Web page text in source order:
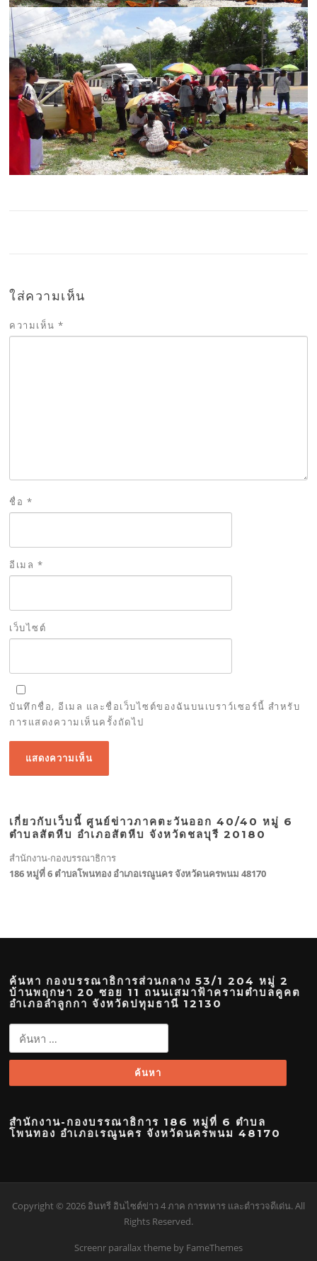
ใส่ความเห็น
ความเห็น*
ชื่อ *
อีเมล *
เว็บไซต์
บันทึกชื่อ, อีเมล และชื่อเว็บไซต์ของฉันบนเบราว์เซอร์นี้ สำหรับ
การแสดงความเห็นครั้งถัดไป
เกี่ยวกับเว็บนี้ ศูนย์ข่าวภาคตะวันออก 40/40 หมู่ 6
ตำบลสัตหีบ อำเภอสัตหีบ จังหวัดชลบุรี 20180
สำนักงาน-กองบรรณาธิการ
186 หมู่ที่ 6 ตำบลโพนทอง อำเภอเรณูนคร จังหวัดนครพนม 48170
ค้นหา กองบรรณาธิการส่วนกลาง 53/1 204 หมู่ 2
บ้านพฤกษา 20 ซอย 11 ถนนเสมาฟ้าครามตำบลคูคต
อำเภอลำลูกกา จังหวัดปทุมธานี 12130
ค้นหา
สำหรับ:
สำนักงาน-กองบรรณาธิการ 186 หมู่ที่ 6 ตำบล
โพนทอง อำเภอเรณูนคร จังหวัดนครพนม 48170
Copyright © 2026 อินทรี อินไซต์ข่าว 4 ภาค การทหาร และตำรวจดีเด่น. All
Rights Reserved.
Screenr parallax theme by FameThemes